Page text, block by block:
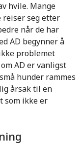
hvile. Mange
reiser seg etter
når de har
AD begynner å
problemet
AD er vanligst
hunder rammes
årsak til en
som ikke er